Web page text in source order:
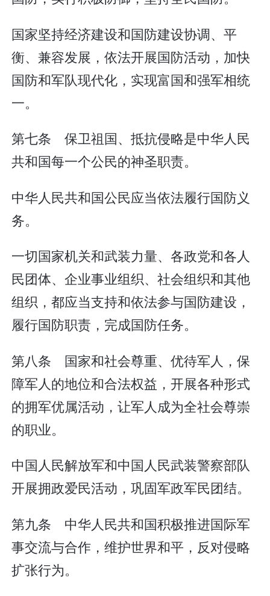
国家坚持经济建设和国防建设协调、平
衡、兼容发展，依法开展国防活动，加快
国防和军队现代化，实现富国和强军相统
一。
第七条 保卫祖国、抵抗侵略是中华人民
共和国每一个公民的神圣职责。
中华人民共和国公民应当依法履行国防义
务。
一切国家机关和武装力量、各政党和各人
民团体、企业事业组织、社会组织和其他
组织，都应当支持和依法参与国防建设，
履行国防职责，完成国防任务。
第八条 国家和社会尊重、优待军人，保
障军人的地位和合法权益，开展各种形式
的拥军优属活动，让军人成为全社会尊崇
的职业。
中国人民解放军和中国人民武装警察部队
开展拥政爱民活动，巩固军政军民团结。
第九条 中华人民共和国积极推进国际军
事交流与合作，维护世界和平，反对侵略
扩张行为。